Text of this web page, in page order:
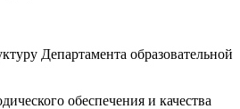
Департамента образовательной
обеспечения и качества